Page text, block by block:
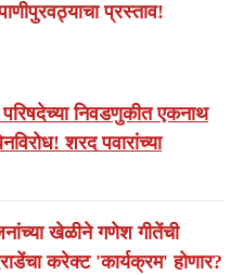
प्रस्ताव!
निवडणुकीत एकनाथ
शरद पवारांच्या
खेळीने गणेश गीतेंची
करेक्ट 'कार्यक्रम' होणार?